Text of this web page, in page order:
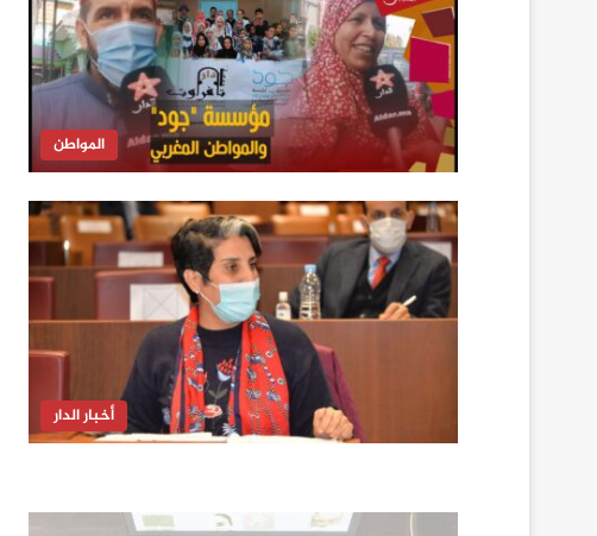
المواطن
أخبار الدار